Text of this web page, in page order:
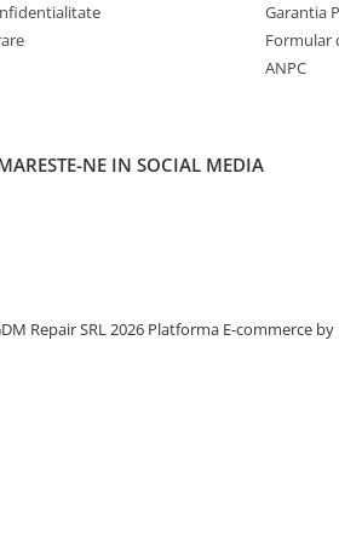
de ieșire 20V/1,8 A
intrare 200-240V
60 Hz
de operare 0-45 grade Celsius
kg
Garantia
Formular
ANPC
NE IN SOCIAL MEDIA
Repair SRL 2026 Platforma E-commerce by